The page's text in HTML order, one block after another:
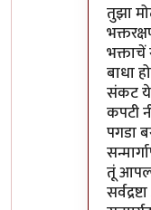
तुझा
भक्ताचें
बाधा
संकट
कपटी
पगडा
तूं